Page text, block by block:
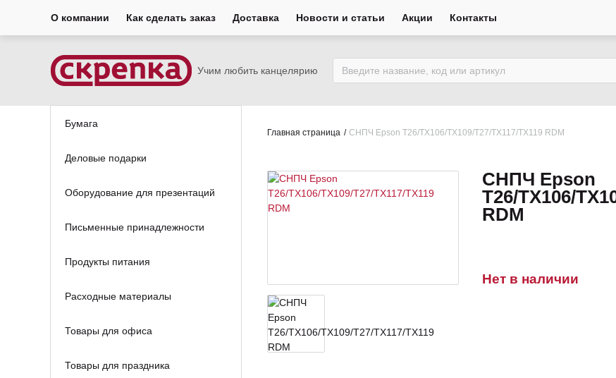
О компании Как сделать заказ Доставка Новости и статьи Акции Контакты
Учим любить канцелярию
Бумага
Деловые подарки
Оборудование для презентаций
Письменные принадлежности
Продукты питания
Расходные материалы
Товары для офиса
Товары для праздника
Главная страница СНПЧ Epson T26/TX106/TX109/T27/TX117/TX119 RDM
СНПЧ Epson
T26/TX106/
RDM
Нет в наличии